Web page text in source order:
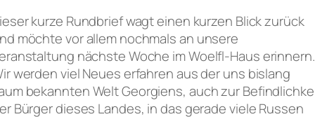
kurze Rundbrief wagt einen kurzen Blick zurück
möchte vor allem nochmals an unsere
nächste Woche im Woelfl-Haus erinnern.
werden viel Neues erfahren aus der uns bislang
bekannten Welt Georgiens, auch zur
Bürger dieses Landes, in das gerade viele Russen